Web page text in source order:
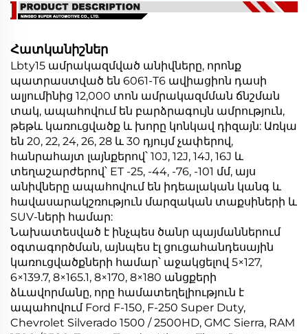
Հատկանիշներ
Lbty15 ամրակազմված անիվները, որոնք
պատրաստված են 6061-T6 ավիացիոն դասի
ալյումինից 12,000 տոն ամրակազմման ճնշման
տակ, ապահովում են բարձրագույն ամրություն,
թեթև կառուցվածք և խորը կոնկավ դիզայն: Առկա
են 20, 22, 24, 26, 28 և 30 դյույմ չափերով,
հանրահայտ լայնքերով՝ 10J, 12J, 14J, 16J և
տեղաշարժերով՝ ET -25, -44, -76, -101 մմ, այս
անիվները ապահովում են իդեալական կանգ և
հավասարակշռություն մարզական տաքսիների և
SUV-ների համար:
Նախատեսված է ինչպես ծանր պայմաններում
օգտագործման, այնպես էլ ցուցահանդեսային
կառուցվածքների համար՝ աջակցելով 5×127,
6×139.7, 8×165.1, 8×170, 8×180 անցքերի
ձևավորմանը, որը համատեղելիություն է
ապահովում Ford F-150, F-250 Super Duty,
Chevrolet Silverado 1500 / 2500HD, GMC Sierra, RAM